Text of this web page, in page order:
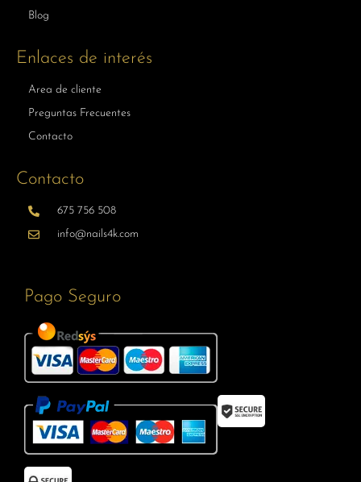
Blog
Enlaces de interés
Area de cliente
Preguntas Frecuentes
Contacto
Contacto
675 756 508
info@nails4k.com
Pago Seguro